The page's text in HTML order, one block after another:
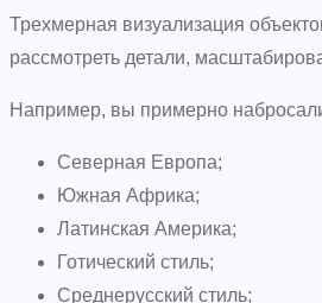
Трехмерная визуализация
рассмотреть детали,
Например, вы примерно
Северная Европа;
Южная Африка;
Латинская Америка;
Готический стиль;
Среднерусский стиль;